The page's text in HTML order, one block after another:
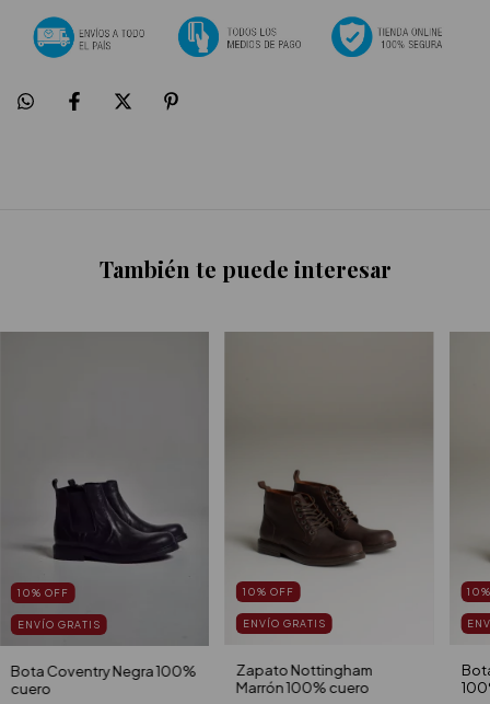
También te puede interesar
10% OFF
ENVÍO GRATIS
Bota Coventry Negra 100%
cuero
10% OFF
ENVÍO GRATIS
Zapato Nottingham
Marrón 100% cuero
10